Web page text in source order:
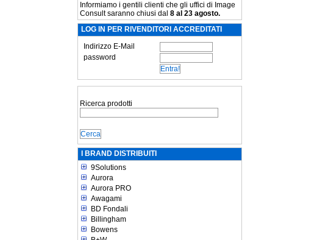
Informiamo i gentili clienti che gli uffici di Image
Consult saranno chiusi dal 8 al 23 agosto.
LOG IN PER RIVENDITORI ACCREDITATI
Indirizzo E-Mail
password
Ricerca prodotti
I BRAND DISTRIBUITI
9Solutions
Aurora
Aurora PRO
Awagami
BD Fondali
Billingham
Bowens